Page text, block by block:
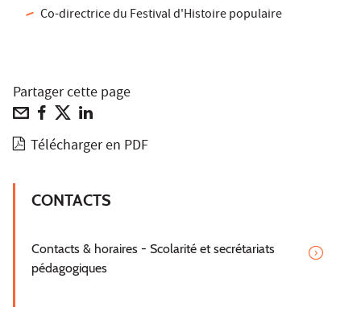
Co-directrice du Festival d'Histoire populaire
Partager cette page
Télécharger en PDF
CONTACTS
Contacts & horaires - Scolarité et secrétariats
pédagogiques